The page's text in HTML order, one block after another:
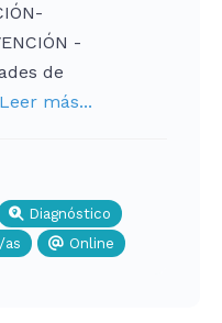
-
de
Leer más...
Diagnóstico
Online